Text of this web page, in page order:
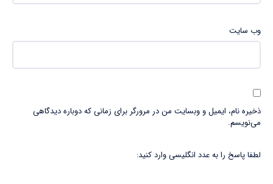
وب‌ سایت
ذخیره نام، ایمیل و وبسایت من در مرورگر برای زمانی که دوباره دیدگاهی
می‌نویسم.
لطفا پاسخ را به عدد انگلیسی وارد کنید: